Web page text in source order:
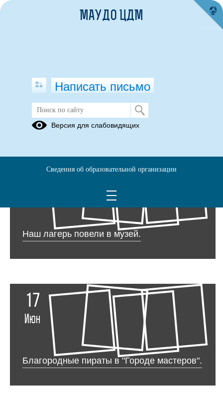
Фотоальбомы
Наш лагерь повели в музей.
17
Июн
Благородные пираты в "Городе мастеров".
МАУДО ЦДМ
Написать письмо
Версия для слабовидящих
Сведения об образовательной организации